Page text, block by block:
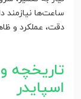
ساعت‌ها نیازمند
دقت، عملکرد و
تاریخچه
اسپایدر